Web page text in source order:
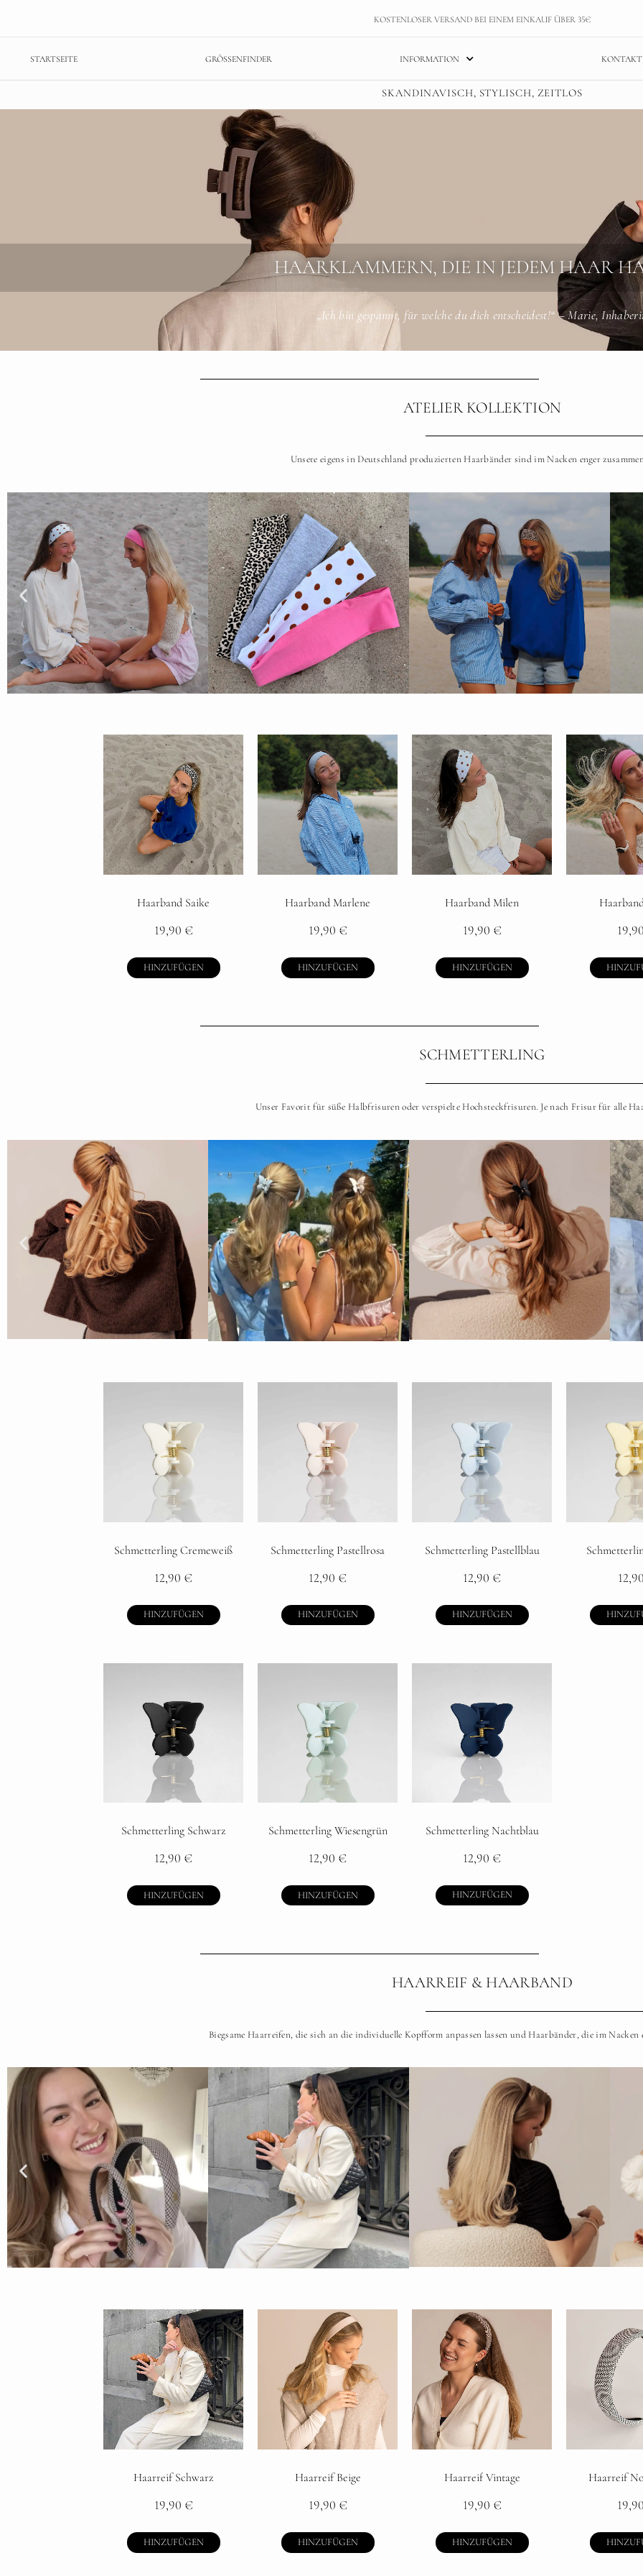
KOSTENLOSER VERSAND BEI EINEM EINKAUF ÜBER 35€
STARTSEITE GRÖSSENFINDER INFORMATION KONTAKT
SKANDINAVISCH, STYLISCH, ZEITLOS
HAARKLAMMERN, DIE IN JEDEM HAAR
„Ich bin gespannt, für welche du dich entscheidest!“– Marie,
ATELIER KOLLEKTION
Unsere eigens in Deutschland produzierten Haarbänder sind im Nacken enger
Haarband Saike
19,90 €
HINZUFÜGEN
Haarband Marlene
19,90 €
HINZUFÜGEN
Haarband Milen
19,90 €
HINZUFÜGEN
19,90
SCHMETTERLING
Unser Favorit für süße Halbfrisuren oder verspielte Hochsteckfrisuren. Je nach Frisur für alle
Schmetterling Cremeweiß
12,90 €
HINZUFÜGEN
Schmetterling Pastellrosa
12,90 €
HINZUFÜGEN
Schmetterling Pastellblau
12,90 €
HINZUFÜGEN
12,90
Schmetterling Schwarz
12,90 €
HINZUFÜGEN
Schmetterling Wiesengrün
12,90 €
HINZUFÜGEN
Schmetterling Nachtblau
12,90 €
HINZUFÜGEN
HAARREIF & HAARBAND
Biegsame Haarreifen, die sich an die individuelle Kopfform anpassen lassen und Haarbänder, die im Nacken
Haarreif Schwarz
19,90 €
HINZUFÜGEN
Haarreif Beige
19,90 €
HINZUFÜGEN
Haarreif Vintage
19,90 €
HINZUFÜGEN
Haarreif
19,90